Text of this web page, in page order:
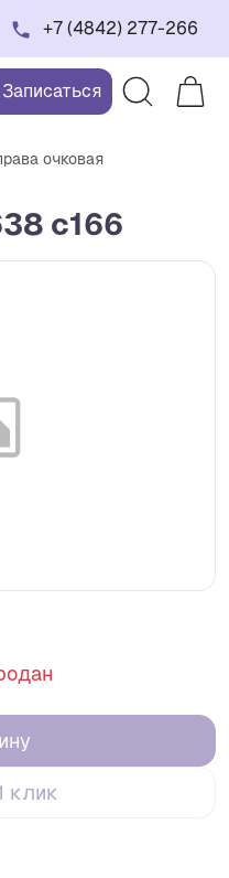
+7 (4842) 277-266
Записаться
очковая
c166
клик